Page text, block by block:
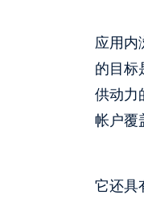
应用内
的目标
供动力
帐户覆
它还具